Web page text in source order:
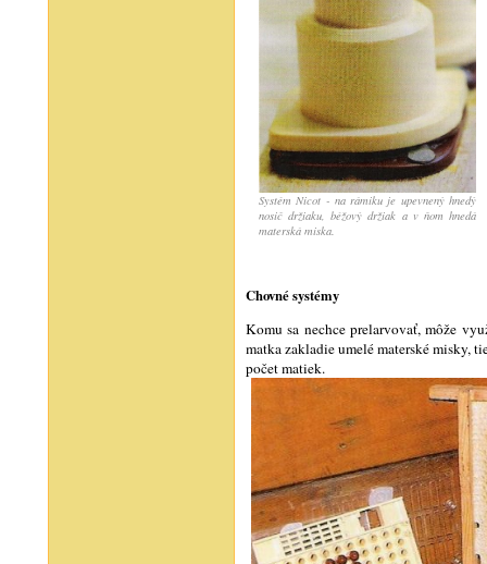
Systém Nicot - na rámiku je upevnený hnedý
nosič držiaku, béžový držiak a v ňom hnedá
materská miska.
Chovné systémy
Komu sa nechce prelarvovať, môže
matka zakladie umelé materské misky,
počet matiek.